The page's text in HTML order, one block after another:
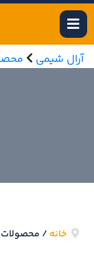
آرال شیمی
خانه / محصولات